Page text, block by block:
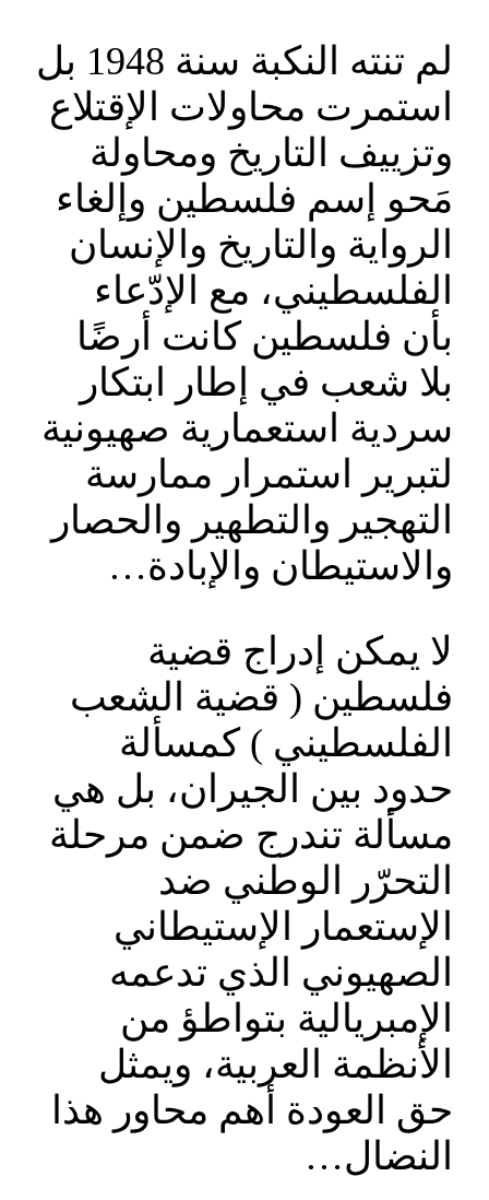
لم تنته النكبة سنة 1948 بل
استمرت محاولات الإقتلاع
وتزييف التاريخ ومحاولة
مَحو إسم فلسطين وإلغاء
الرواية والتاريخ والإنسان
الفلسطيني، مع الإدّعاء
بأن فلسطين كانت أرضًا
بلا شعب في إطار ابتكار
سردية استعمارية صهيونية
لتبرير استمرار ممارسة
التهجير والتطهير والحصار
والاستيطان والإبادة…
لا يمكن إدراج قضية
فلسطين ( قضية الشعب
الفلسطيني ) كمسألة
حدود بين الجيران، بل هي
مسألة تندرج ضمن مرحلة
التحرّر الوطني ضد
الإستعمار الإستيطاني
الصهيوني الذي تدعمه
الإمبريالية بتواطؤ من
الأنظمة العربية، ويمثل
حق العودة أهم محاور هذا
النضال…